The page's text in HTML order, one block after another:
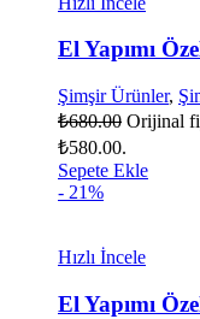
El Yapımı
Şimşir Ürünler,
₺680.00 Orijinal
₺580.00.
Sepete Ekle
- 21%
Hızlı İncele
El Yapımı